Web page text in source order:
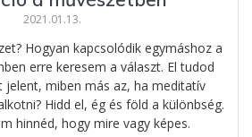
2021.01.13.
Hogyan kapcsolódik egymáshoz a
erre keresem a választ. El tudod
jelent, miben más az, ha meditatív
Hidd el, ég és föld a különbség.
hinnéd, hogy mire vagy képes.